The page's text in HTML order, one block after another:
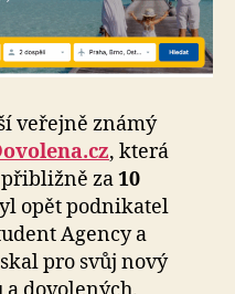
veřejně známý
, která
přibližně za10
opět podnikatel
Agency a
pro svůj nový